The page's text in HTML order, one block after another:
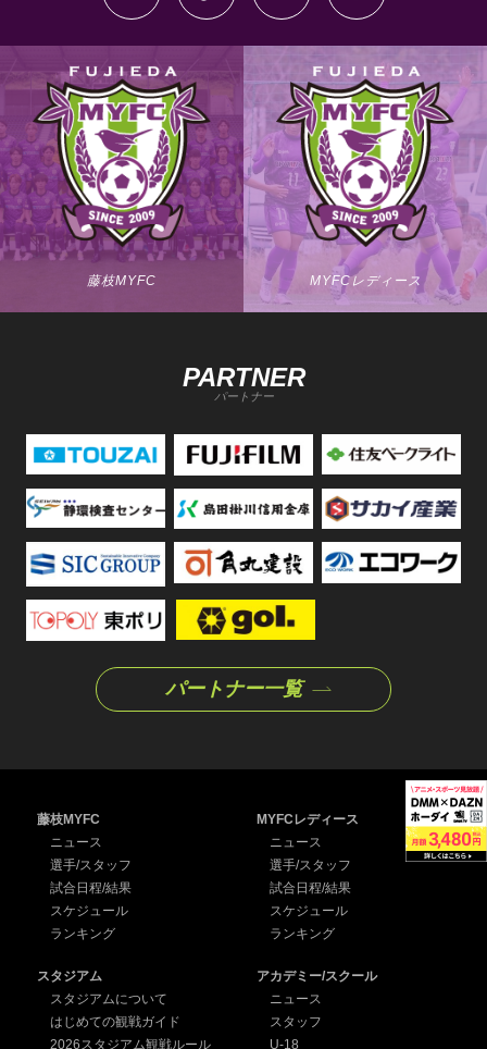
藤枝MYFC MYFCレディース
PARTNER
パートナー
パートナー一覧
藤枝MYFC
ニュース
選手/スタッフ
試合日程/結果
スケジュール
ランキング
MYFCレディース
ニュース
選手/スタッフ
試合日程/結果
スケジュール
ランキング
スタジアム
スタジアムについて
はじめての観戦ガイド
2026スタジアム観戦ルール
アカデミー/スクール
ニュース
スタッフ
U-18